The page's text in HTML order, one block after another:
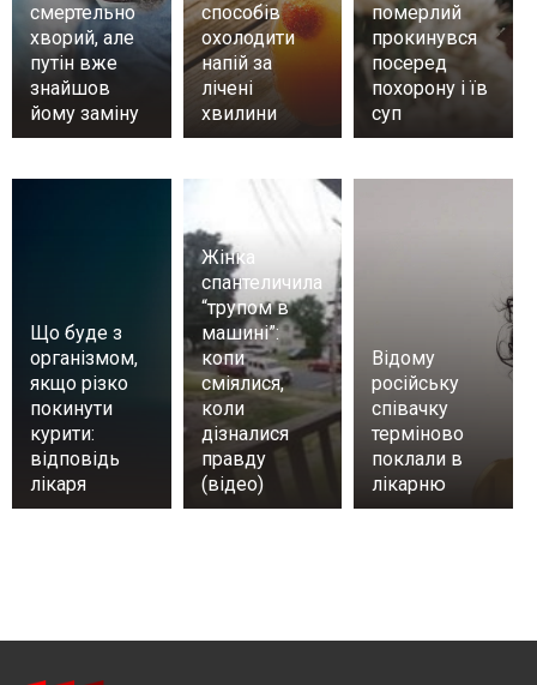
смертельно
хворий, але
путін вже
знайшов
йому заміну
способів
охолодити
напій за
лічені
хвилини
померлий
прокинувся
посеред
похорону і їв
суп
Що буде з
організмом,
якщо різко
покинути
курити:
відповідь
лікаря
Жінка
спантеличила
“трупом в
машині”:
копи
сміялися,
коли
дізналися
правду
(відео)
Відому
російську
співачку
терміново
поклали в
лікарню